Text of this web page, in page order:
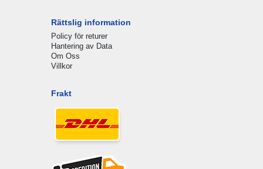
Rättslig information
Policy för returer
Hantering av Data
Om Oss
Villkor
Frakt